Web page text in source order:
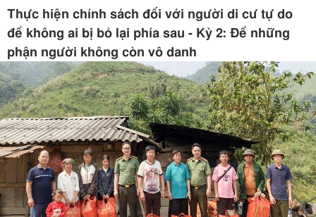
Thực hiện chính sách đối với người di cư tự do
để không ai bị bỏ lại phía sau - Kỳ 2: Để những
phận người không còn vô danh